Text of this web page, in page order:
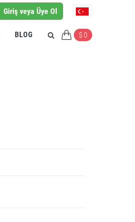
Giriş veya Üye Ol
BLOG $ 0